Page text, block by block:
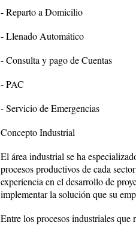
- Reparto a Domicilio
- Llenado Automático
- Consulta y pago de Cuentas
- PAC
- Servicio de Emergencias
Concepto Industrial
El área industrial se ha
procesos productivos de cada
experiencia en el desarrollo de
implementar la solución que su
Entre los procesos industriales